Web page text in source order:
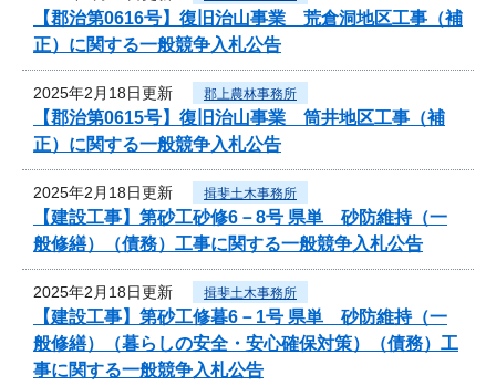
【郡治第0616号】復旧治山事業 荒倉洞地区工事（補
正）に関する一般競争入札公告
2025年2月18日更新 郡上農林事務所
【郡治第0615号】復旧治山事業 筒井地区工事（補
正）に関する一般競争入札公告
2025年2月18日更新 揖斐土木事務所
【建設工事】第砂工砂修6－8号 県単 砂防維持（一
般修繕）（債務）工事に関する一般競争入札公告
2025年2月18日更新 揖斐土木事務所
【建設工事】第砂工修暮6－1号 県単 砂防維持（一
般修繕）（暮らしの安全・安心確保対策）（債務）工
事に関する一般競争入札公告